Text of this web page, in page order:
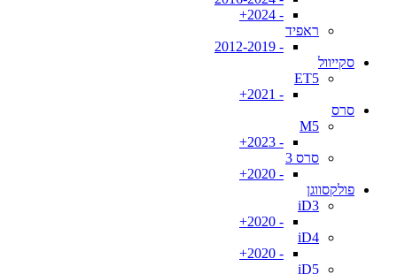
- 2024+
ראפיד
- 2012-2019
סקייוול
ET5
- 2021+
סרס
M5
- 2023+
סרס 3
- 2020+
פולקסווגן
iD3
- 2020+
iD4
- 2020+
iD5